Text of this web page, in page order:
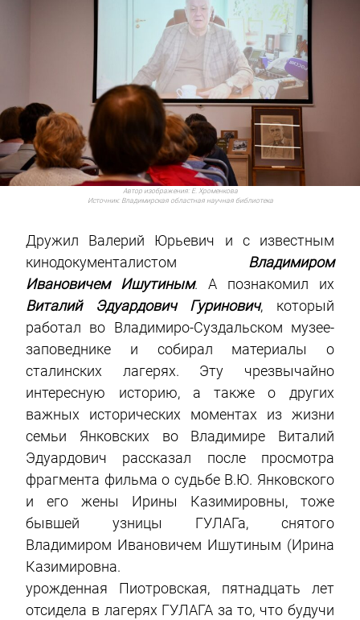
Автор изображения: Е. Хроменкова
Источник: Владимирская областная научная библиотека
Дружил Валерий Юрьевич и с известным
кинодокументалистом Владимиром
Ивановичем Ишутиным. А познакомил их
Виталий Эдуардович Гуринович, который
работал во Владимиро-Суздальском музее-
заповеднике и собирал материалы о
сталинских лагерях. Эту чрезвычайно
интересную историю, а также о других
важных исторических моментах из жизни
семьи Янковских во Владимире Виталий
Эдуардович рассказал после просмотра
фрагмента фильма о судьбе В.Ю. Янковского
и его жены Ирины Казимировны, тоже
бывшей узницы ГУЛАГа, снятого
Владимиром Ивановичем Ишутиным (Ирина
Казимировна.
урожденная Пиотровская, пятнадцать лет
отсидела в лагерях ГУЛАГА за то, что будучи